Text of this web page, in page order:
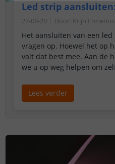
Led strip
27-08-20 Door: Krijn Ermerins
Het aansluiten van een
vragen op. Hoewel het op
valt dat best mee. Aan de
we u op weg helpen om
Lees verder